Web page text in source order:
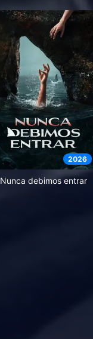
2026
Nunca debimos entrar